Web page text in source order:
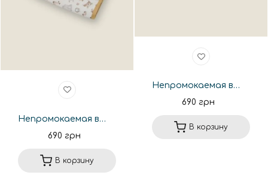
Непромокаемая впитывающая пеленка 70*80см. HM545
690 грн
В корзину
Непромокаемая впитывающая пеленка 70*80см. HM47
690 грн
В корзину